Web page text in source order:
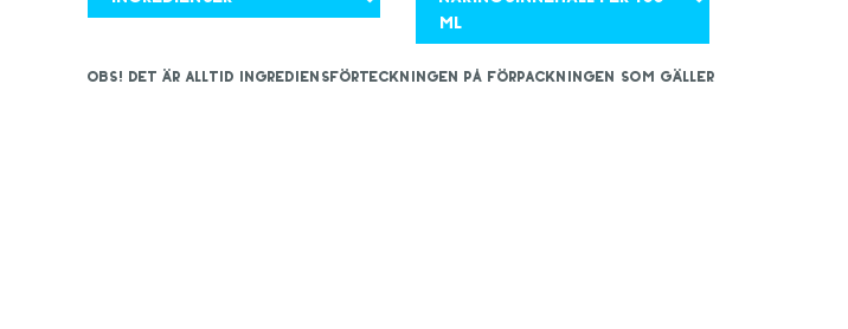
ml
OBS! Det är alltid ingrediensförteckningen på förpackningen som gäller